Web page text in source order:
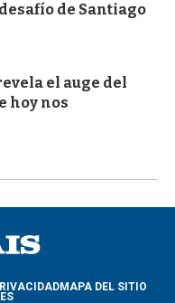
de Santiago
el auge del
hoy nos
MAPA DEL SITIO